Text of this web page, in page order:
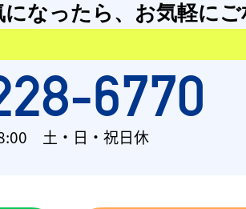
なったら、 お気軽に
6770
土・日・祝日休